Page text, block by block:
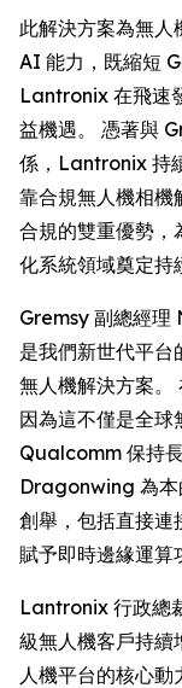
此解決方案為無人
AI 能力，既縮短
Lantronix 在飛速
益機遇。 憑著與
係，Lantronix 持
靠合規無人機相機
合規的雙重優勢
化系統領域奠定持
Gremsy 副總經
是我們新世代平台
無人機解決方案
因為這不僅是全球
Qualcomm 保持
Dragonwing 為本
創舉，包括直接
賦予即時邊緣運算
Lantronix 行政總
級無人機客戶持
人機平台的核心